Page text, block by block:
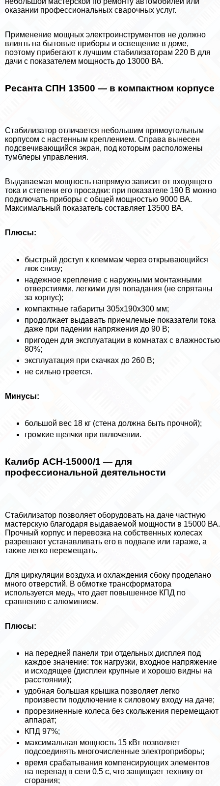
оказании профессиональных сварочных услуг.
Применение мощных электроинструментов не должно
влиять на бытовые приборы и освещение в доме,
поэтому прибегают к лучшим стабилизаторам 220 В для
дачи с показателем мощность до 13000 ВА.
Ресанта СПН 13500 — в компактном корпусе
Стабилизатор отличается небольшим прямоугольным
корпусом с настенным креплением. Справа вынесен
подсвечивающийся экран, под которым расположены
тумблеры управления.
Выдаваемая мощность напрямую зависит от входящего
тока и степени его просадки: при показателе 190 В можно
подключать приборы с общей мощностью 9000 ВА.
Максимальный показатель составляет 13500 ВА.
Плюсы:
быстрый доступ к клеммам через открывающийся
люк снизу;
надежное крепление с наружными монтажными
отверстиями, легкими для попадания (не спрятаны
за корпус);
компактные габариты 305х190х300 мм;
продолжает выдавать приемлемые показатели тока
даже при падении напряжения до 90 В;
пригоден для эксплуатации в комнатах с влажностью
80%;
эксплуатация при скачках до 260 В;
не сильно греется.
Минусы:
большой вес 18 кг (стена должна быть прочной);
громкие щелчки при включении.
Калибр АСН-15000/1 — для
профессиональной деятельности
Стабилизатор позволяет оборудовать на даче частную
мастерскую благодаря выдаваемой мощности в 15000 ВА.
Прочный корпус и перевозка на собственных колесах
разрешают устанавливать его в подвале или гараже, а
также легко перемещать.
Для циркуляции воздуха и охлаждения сбоку проделано
много отверстий. В обмотке трaнcформатора
используется медь, что дает повышенное КПД по
сравнению с алюминием.
Плюсы:
на передней панели три отдельных дисплея под
каждое значение: ток нагрузки, входное напряжение
и исходящее (дисплеи крупные и хорошо видны на
расстоянии);
удобная большая крышка позволяет легко
произвести подключение к силовому входу на даче;
прорезиненные колеса без скольжения перемещают
аппарат;
КПД 97%;
максимальная мощность 15 кВт позволяет
подсоединять многочисленные электроприборы;
время сpaбатывания компенсирующих элементов
на перепад в сети 0,5 с, что защищает технику от
сгорания;